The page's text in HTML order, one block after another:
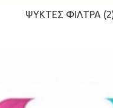
ΨΎΚΤΕΣ ΦΊΛΤΡΑ